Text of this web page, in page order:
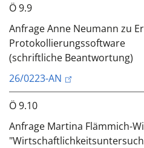
Ö 9.9
Anfrage Anne Neumann zu
Protokollierungssoftware
(schriftliche Beantwortung)
26/0223-AN
Ö 9.10
Anfrage Martina Flämmich-